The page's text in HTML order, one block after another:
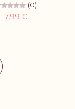
(0)
7,99 €